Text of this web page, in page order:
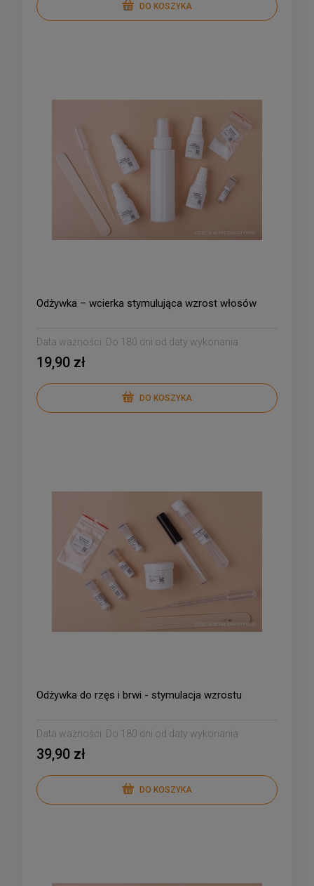
DO KOSZYKA
Odżywka – wcierka stymulująca wzrost włosów
Data ważności: Do 180 dni od daty wykonania
19,90 zł
DO KOSZYKA
Odżywka do rzęs i brwi - stymulacja wzrostu
Data ważności: Do 180 dni od daty wykonania
39,90 zł
DO KOSZYKA